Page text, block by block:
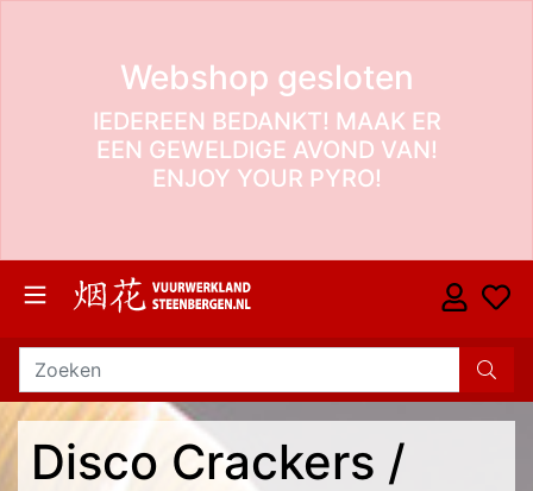
Webshop gesloten
IEDEREEN BEDANKT! MAAK ER
EEN GEWELDIGE AVOND VAN!
ENJOY YOUR PYRO!
Disco Crackers /